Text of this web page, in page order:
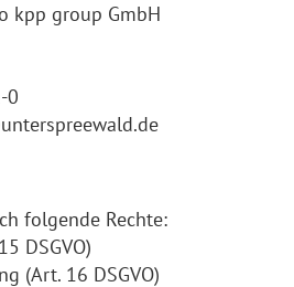
kpp group GmbH
0
folgende Rechte:
DSGVO)
(Art. 16 DSGVO)